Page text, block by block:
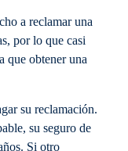
a reclamar una
por lo que casi
que obtener una
su reclamación.
su seguro de
Si otro